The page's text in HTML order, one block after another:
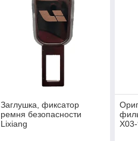
Заглушка, фиксатор
ремня безопасности
Lixiang